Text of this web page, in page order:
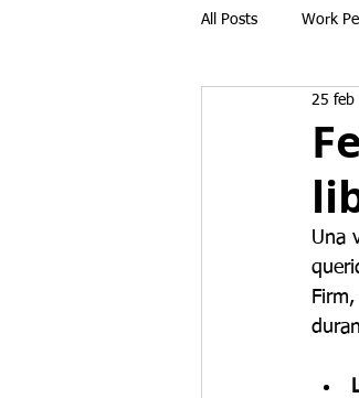
All Posts Work
25 feb
Una